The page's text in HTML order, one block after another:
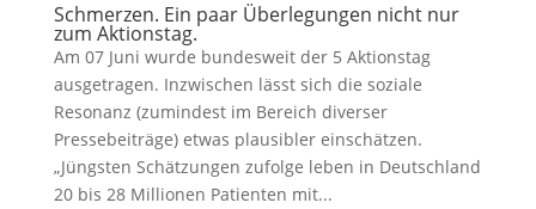
Schmerzen. Ein paar Überlegungen nicht nur
zum Aktionstag.
Am 07 Juni wurde bundesweit der 5 Aktionstag
ausgetragen. Inzwischen lässt sich die soziale
Resonanz (zumindest im Bereich diverser
Pressebeiträge) etwas plausibler einschätzen.
„Jüngsten Schätzungen zufolge leben in Deutschland
20 bis 28 Millionen Patienten mit...